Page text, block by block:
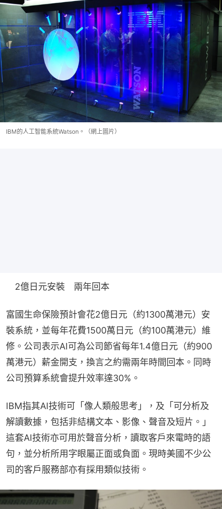
IBM的人工智能系統Watson。（網上圖片）
2億日元安裝　兩年回本
富國生命保險預計會花2億日元（約1300萬港元）安
裝系統，並每年花費1500萬日元（約100萬港元）維
修。公司表示AI可為公司節省每年1.4億日元（約900
萬港元）薪金開支，換言之約需兩年時間回本。同時
公司預算系統會提升效率達30%。
IBM指其AI技術可「像人類般思考」，及「可分析及
解讀數據，包括非結構文本、影像、聲音及短片。」
這套AI技術亦可用於聲音分析，讀取客戶來電時的語
句，並分析所用字眼屬正面或負面。現時美國不少公
司的客戶服務部亦有採用類似技術。